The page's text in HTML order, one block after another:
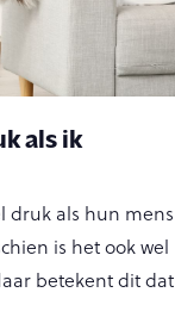
als ik
druk als hun mens
is het ook wel
betekent dit dat